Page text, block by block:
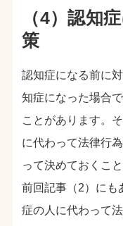
（4）認知
策
認知症になる前に
知症になった場合
ことがあります。
に代わって法律行
って決めておくこと
前回記事（2）にも
症の人に代わって